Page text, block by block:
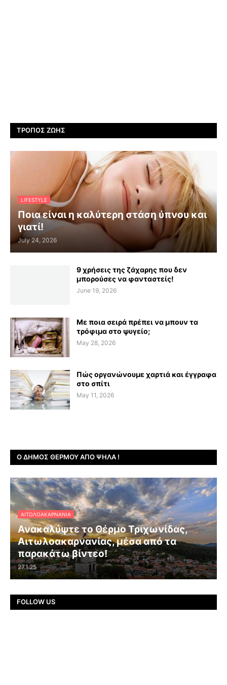
ΤΡΌΠΟΣ ΖΩΉΣ
LIFESTYLE
Ποια είναι η καλύτερη στάση ύπνου και
γιατί!
July 24, 2026
9 χρήσεις της ζάχαρης που δεν
μπορούσες να φανταστείς!
June 19, 2026
Με ποια σειρά πρέπει να μπουν τα
τρόφιμα στο ψυγείο;
May 28, 2026
Πώς οργανώνουμε χαρτιά και έγγραφα
στο σπίτι
May 11, 2026
Ο ΔΉΜΟΣ ΘΈΡΜΟΥ ΑΠΌ ΨΗΛΆ !
ΑΙΤΩΛΟΑΚΑΡΝΑΝΊΑ
Ανακαλύψτε το Θέρμο Τριχωνίδας,
Αιτωλοακαρνανίας, μέσα από τα
παρακάτω βίντεο!
27.1.25
FOLLOW US